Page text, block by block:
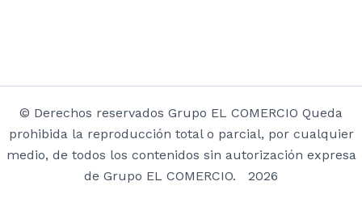
© Derechos reservados Grupo EL COMERCIO Queda
prohibida la reproducción total o parcial, por cualquier
medio, de todos los contenidos sin autorización expresa
de Grupo EL COMERCIO. 2026